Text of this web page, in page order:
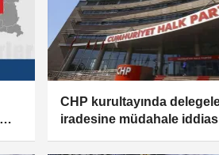
CHP kurultayında
iradesine müdahale